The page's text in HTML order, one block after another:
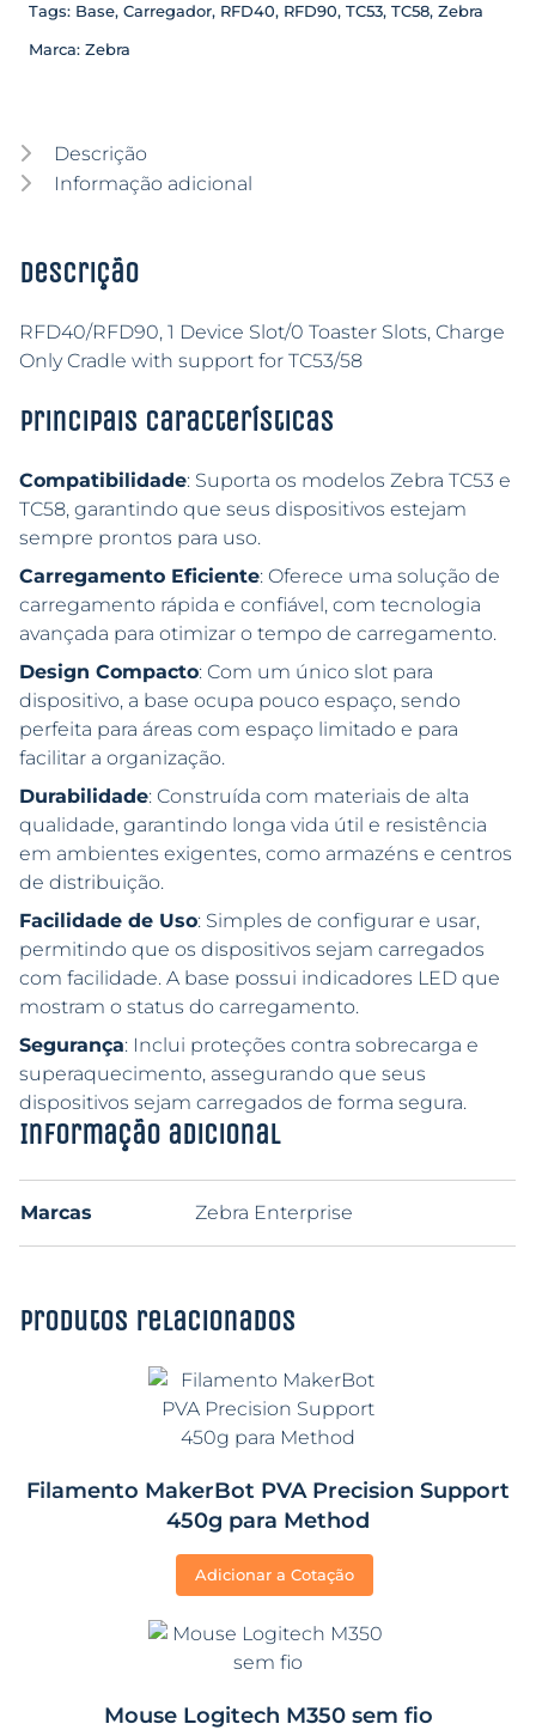
Tags: Base, Carregador, RFD40, RFD90, TC53, TC58, Zebra
Marca: Zebra
Descrição
Informação adicional
Descrição
RFD40/RFD90, 1 Device Slot/0 Toaster Slots, Charge
Only Cradle with support for TC53/58
Principais características
Compatibilidade: Suporta os modelos Zebra TC53 e
TC58, garantindo que seus dispositivos estejam
sempre prontos para uso.
Carregamento Eficiente: Oferece uma solução de
carregamento rápida e confiável, com tecnologia
avançada para otimizar o tempo de carregamento.
Design Compacto: Com um único slot para
dispositivo, a base ocupa pouco espaço, sendo
perfeita para áreas com espaço limitado e para
facilitar a organização.
Durabilidade: Construída com materiais de alta
qualidade, garantindo longa vida útil e resistência
em ambientes exigentes, como armazéns e centros
de distribuição.
Facilidade de Uso: Simples de configurar e usar,
permitindo que os dispositivos sejam carregados
com facilidade. A base possui indicadores LED que
mostram o status do carregamento.
Segurança: Inclui proteções contra sobrecarga e
superaquecimento, assegurando que seus
dispositivos sejam carregados de forma segura.
Informação adicional
Marcas Zebra Enterprise
Produtos relacionados
Filamento MakerBot PVA Precision Support
450g para Method
Adicionar a Cotação
Mouse Logitech M350 sem fio